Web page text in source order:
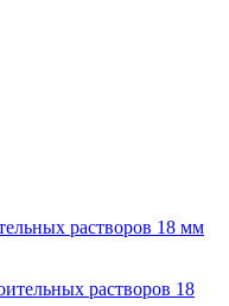
растворов 18 мм